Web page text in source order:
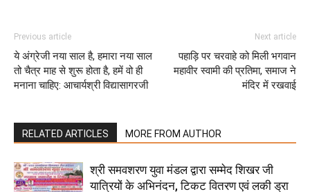
Previous article
ये अंग्रेजी नया साल है, हमारा नया साल
तो चैत्र माह से शुरू होता है, हमें वो ही
मनाना चाहिए: आचार्यश्री विद्यासागरजी
Next article
पहाड़ि पर चरवाहे को मिली भगवान
महावीर स्वामी की प्रतिमा, समाज ने
मंदिर में रखवाई
RELATED ARTICLES MORE FROM AUTHOR
श्री समवशरण युवा मंडल द्वारा सम्मेद शिखर जी
यात्रियों के अभिनंदन, टिकट वितरण एवं लकी ड्रा